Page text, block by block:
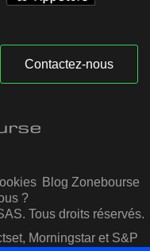
Contactez-nous
Blog Zonebourse
?
Tous droits réservés.
Morningstar et S&P